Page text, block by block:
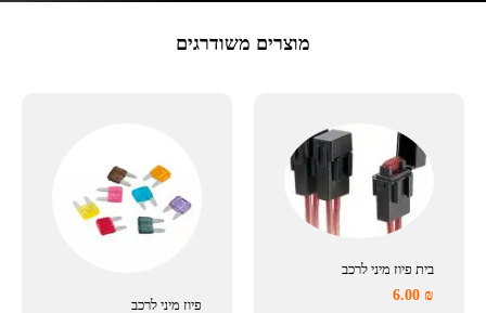
מוצרים משודרגים
בית פיוז מיני לרכב
6.00₪
פיוז מיני לרכב